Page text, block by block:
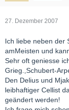
27. Dezember 2007
Ich liebe neben der
amMeisten und
Sehr oft geniesse
Grieg.,Schubert-
Den Delius und
leibhaftiger Cellist
geändert werden!